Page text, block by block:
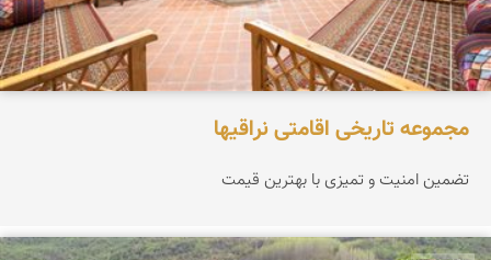
مجموعه تاریخی اقامتی نراقیها
تضمین امنیت و تمیزی با بهترین قیمت